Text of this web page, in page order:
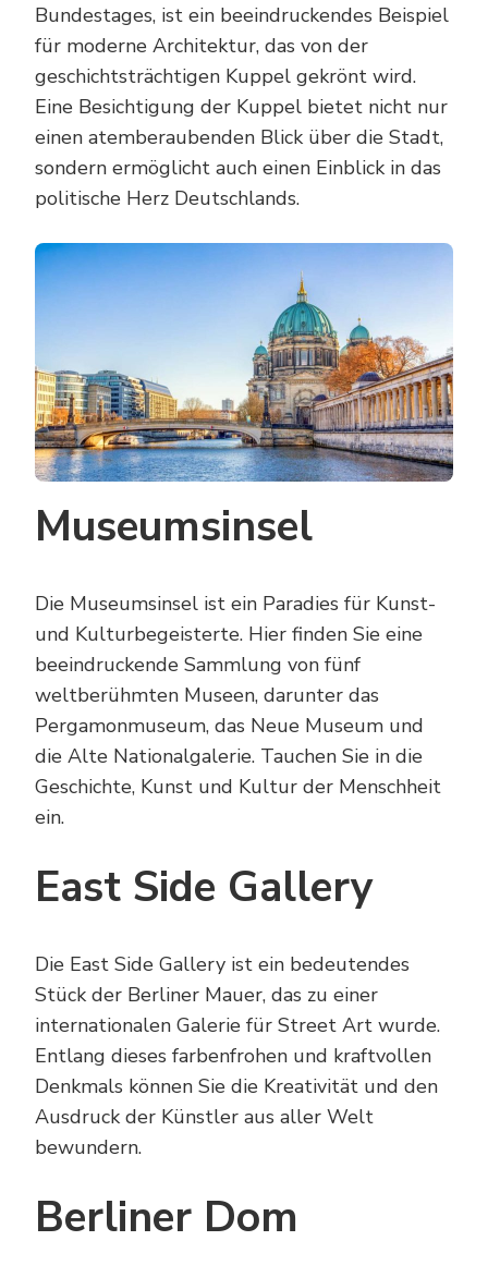
Bundestages, ist ein beeindruckendes Beispiel
für moderne Architektur, das von der
geschichtsträchtigen Kuppel gekrönt wird.
Eine Besichtigung der Kuppel bietet nicht nur
einen atemberaubenden Blick über die Stadt,
sondern ermöglicht auch einen Einblick in das
politische Herz Deutschlands.
Museumsinsel
Die Museumsinsel ist ein Paradies für Kunst-
und Kulturbegeisterte. Hier finden Sie eine
beeindruckende Sammlung von fünf
weltberühmten Museen, darunter das
Pergamonmuseum, das Neue Museum und
die Alte Nationalgalerie. Tauchen Sie in die
Geschichte, Kunst und Kultur der Menschheit
ein.
East Side Gallery
Die East Side Gallery ist ein bedeutendes
Stück der Berliner Mauer, das zu einer
internationalen Galerie für Street Art wurde.
Entlang dieses farbenfrohen und kraftvollen
Denkmals können Sie die Kreativität und den
Ausdruck der Künstler aus aller Welt
bewundern.
Berliner Dom